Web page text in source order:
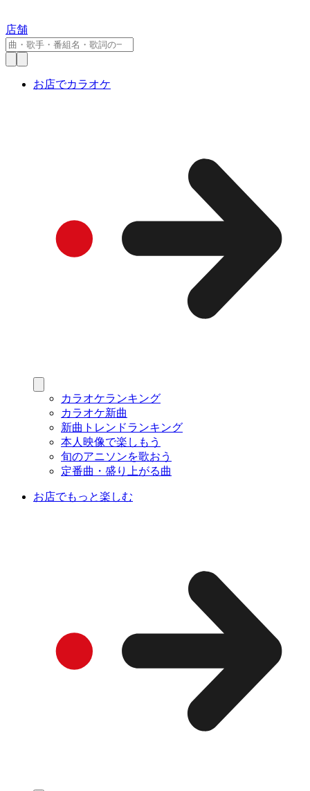
店舗
お店でカラオケ
カラオケランキング
カラオケ新曲
新曲トレンドランキング
本人映像で楽しもう
旬のアニソンを歌おう
定番曲・盛り上がる曲
お店でもっと楽しむ